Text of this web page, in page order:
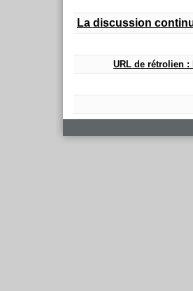
La discussion
URL de rétrolien